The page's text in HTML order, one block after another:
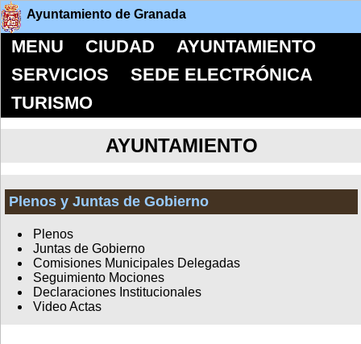
Ayuntamiento de Granada
MENU CIUDAD
AYUNTAMIENTO
SERVICIOS
SEDE ELECTRÓNICA
TURISMO
AYUNTAMIENTO
Plenos y Juntas de Gobierno
Plenos
Juntas de Gobierno
Comisiones Municipales Delegadas
Seguimiento Mociones
Declaraciones Institucionales
Video Actas